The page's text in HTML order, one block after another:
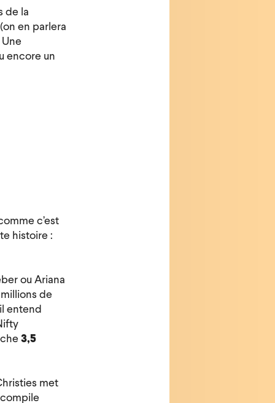
de la
en parlera
encore un
c’est
histoire :
ou Ariana
de
entend
3,5
met